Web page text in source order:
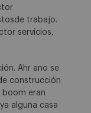
trabajo.
servicios,
Ahr ano se
construcción
boom eran
alguna casa